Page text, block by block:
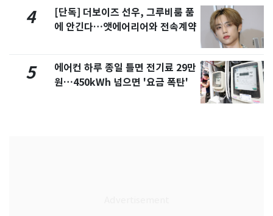
4
[단독] 더보이즈 선우, 그루비룸 품
에 안긴다…앳에어리어와 전속계약
5
에어컨 하루 종일 틀면 전기료 29만
원…450kWh 넘으면 '요금 폭탄'